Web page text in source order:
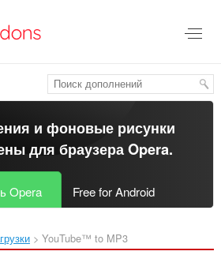
и фоновые рисунки
длябраузера Opera.
Opera Free for Android
YouTube™ to MP3‎